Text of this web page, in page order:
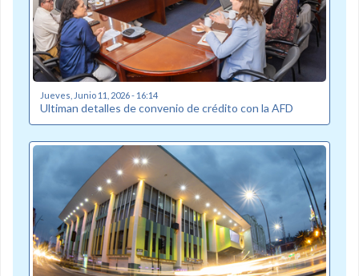
Jueves, Junio 11, 2026 - 16:14
Ultiman detalles de convenio de crédito con la AFD